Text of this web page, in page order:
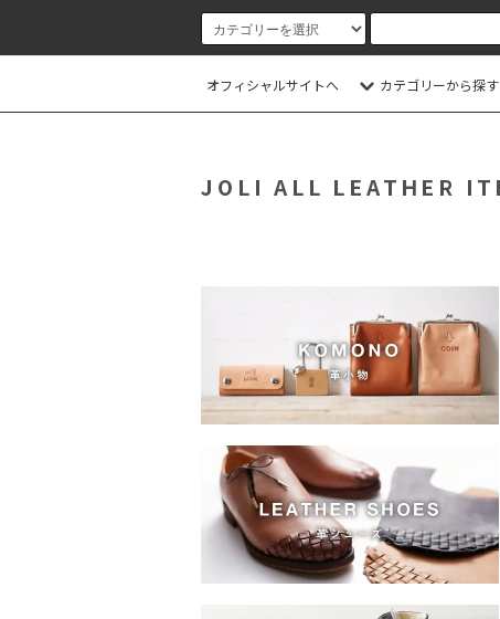
オフィシャルサイトへ カテゴリーから探す